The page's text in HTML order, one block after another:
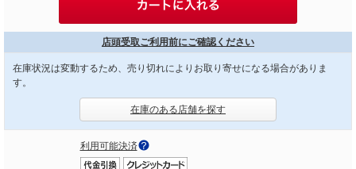
店頭受取ご利用前にご確認ください
在庫状況は変動するため、売り切れによりお取り寄せになる場合がありま
す。
在庫のある店舗を探す
利用可能決済